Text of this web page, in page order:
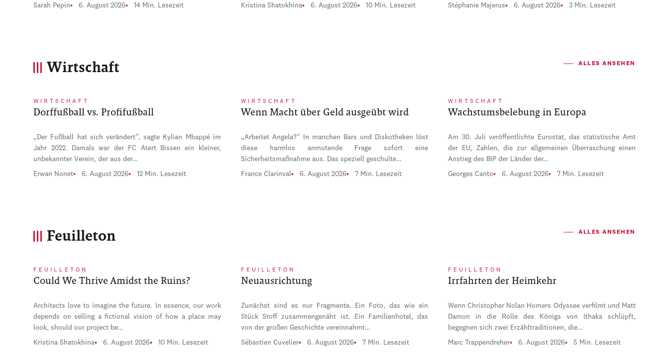
Sarah Pepin 6. August 2026 14 Min. Lesezeit Kristina Shatokhina 6. August 2026 10 Min. Lesezeit Stéphanie Majerus 6. August 2026 3 Min. Lesezeit
Wirtschaft ALLES ANSEHEN
WIRTSCHAFT
Dorffußball vs. Profifußball
„Der Fußball hat sich verändert“, sagte Kylian Mbappé im
Jahr 2022. Damals war der FC Atert Bissen ein kleiner,
unbekannter Verein, der aus der…
Erwan Nonet 6. August 2026 12 Min. Lesezeit
WIRTSCHAFT
Wenn Macht über Geld ausgeübt wird
„Arbeitet Angela?“ In manchen Bars und Diskotheken löst
diese harmlos anmutende Frage sofort eine
Sicherheitsmaßnahme aus. Das speziell geschulte…
France Clarinval 6. August 2026 7 Min. Lesezeit
WIRTSCHAFT
Wachstumsbelebung in Europa
Am 30. Juli veröffentlichte Eurostat, das statistische Amt
der EU, Zahlen, die zur allgemeinen Überraschung einen
Anstieg des BIP der Länder der…
Georges Canto 6. August 2026 7 Min. Lesezeit
Feuilleton ALLES ANSEHEN
FEUILLETON
Could We Thrive Amidst the Ruins?
Architects love to imagine the future. In essence, our work
depends on selling a fictional vision of how a place may
look, should our project be…
Kristina Shatokhina 6. August 2026 10 Min. Lesezeit
FEUILLETON
Neuausrichtung
Zunächst sind es nur Fragmente. Ein Foto, das wie ein
Stück Stoff zusammengenäht ist. Ein Familienhotel, das
von der großen Geschichte vereinnahmt…
Sébastien Cuvelier 6. August 2026 7 Min. Lesezeit
FEUILLETON
Irrfahrten der Heimkehr
Wenn Christopher Nolan Homers Odyssee verfilmt und Matt
Damon in die Rolle des Königs von Ithaka schlüpft,
begegnen sich zwei Erzähltraditionen, die…
Marc Trappendreher 6. August 2026 5 Min. Lesezeit